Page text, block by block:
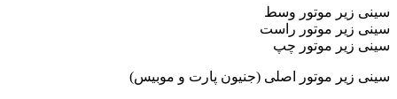
سینی زیر موتور وسط
سینی زیر موتور راست
سینی زیر موتور چپ
سینی زیر موتور اصلی (جنیون پارت و موبیس)